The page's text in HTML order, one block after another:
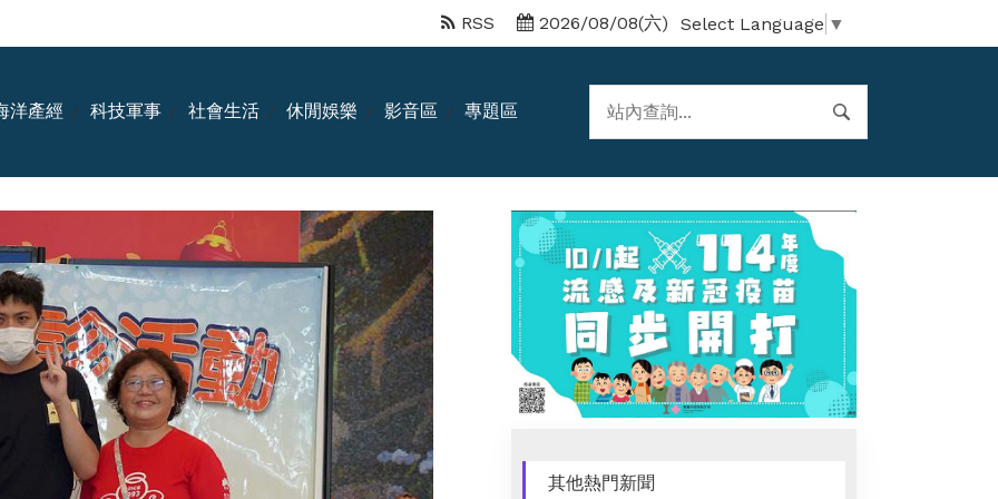
Select Language ▼
2026/08/08(六)
RSS
洋產經 科技軍事 社會生活 休閒娛樂 影音區 專題區
其他熱門新聞